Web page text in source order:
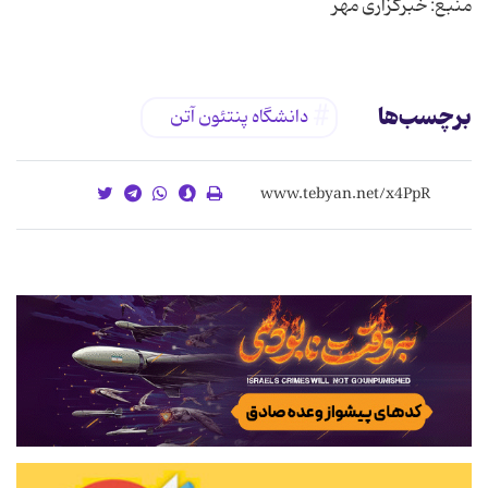
منبع: خبرگزاری مهر
برچسب‌ها دانشگاه پنتئون آتن